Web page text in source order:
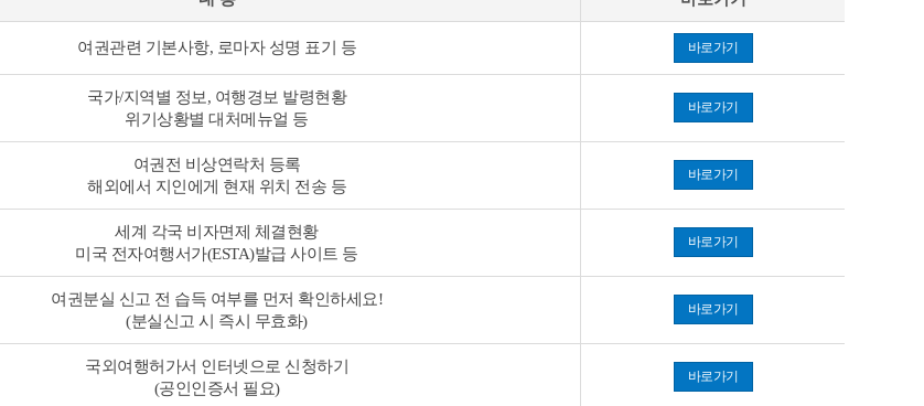
여권관련 기본사항, 로마자 성명 표기 등 바로가기
국가/지역별 정보, 여행경보 발령현황
위기상황별 대처메뉴얼 등
바로가기
여권전 비상연락처 등록
해외에서 지인에게 현재 위치 전송 등
바로가기
세계 각국 비자면제 체결현황
미국 전자여행서가(ESTA)발급 사이트 등
바로가기
여권분실 신고 전 습득 여부를 먼저 확인하세요!
(분실신고 시 즉시 무효화)
바로가기
국외여행허가서 인터넷으로 신청하기
(공인인증서 필요)
바로가기